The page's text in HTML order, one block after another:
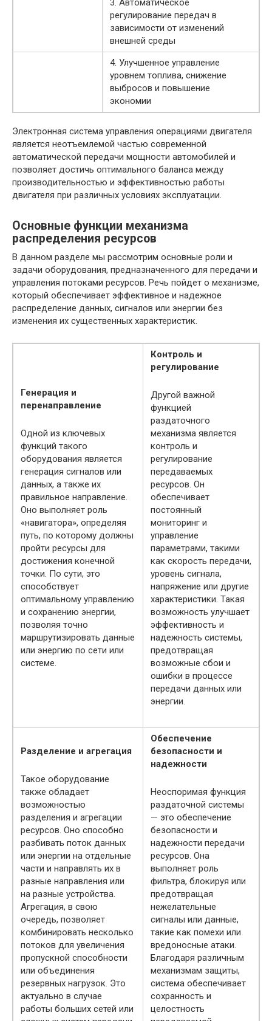
регулирование передач в
зависимости от изменений
внешней среды
4. Улучшенное управление
уровнем топлива, снижение
выбросов и повышение
экономии
Электронная система управления операциями двигателя
является неотъемлемой частью современной
автоматической передачи мощности автомобилей и
позволяет достичь оптимального баланса между
производительностью и эффективностью работы
двигателя при различных условиях эксплуатации.
Основные функции механизма
распределения ресурсов
В данном разделе мы рассмотрим основные роли и
задачи оборудования, предназначенного для передачи и
управления потоками ресурсов. Речь пойдет о механизме,
который обеспечивает эффективное и надежное
распределение данных, сигналов или энергии без
изменения их существенных характеристик.
Генерация и
перенаправление
Одной из ключевых
функций такого
оборудования является
генерация сигналов или
данных, а также их
правильное направление.
Оно выполняет роль
«навигатора», определяя
путь, по которому должны
пройти ресурсы для
достижения конечной
точки. По сути, это
способствует
оптимальному управлению
и сохранению энергии,
позволяя точно
маршрутизировать данные
или энергию по сети или
системе.
Контроль и
регулирование
Другой важной
функцией
раздаточного
механизма является
контроль и
регулирование
передаваемых
ресурсов. Он
обеспечивает
постоянный
мониторинг и
управление
параметрами, такими
как скорость передачи,
уровень сигнала,
напряжение или другие
характеристики. Такая
возможность улучшает
эффективность и
надежность системы,
предотвращая
возможные сбои и
ошибки в процессе
передачи данных или
энергии.
Разделение и агрегация
Такое оборудование
также обладает
возможностью
разделения и агрегации
ресурсов. Оно способно
разбивать поток данных
или энергии на отдельные
части и направлять их в
разные направления или
на разные устройства.
Агрегация, в свою
очередь, позволяет
комбинировать несколько
потоков для увеличения
пропускной способности
или объединения
резервных нагрузок. Это
актуально в случае
работы больших сетей или
Обеспечение
безопасности и
надежности
Неоспоримая функция
раздаточной системы
— это обеспечение
безопасности и
надежности передачи
ресурсов. Она
выполняет роль
фильтра, блокируя или
предотвращая
нежелательные
сигналы или данные,
такие как помехи или
вредоносные атаки.
Благодаря различным
механизмам защиты,
система обеспечивает
сохранность и
целостность